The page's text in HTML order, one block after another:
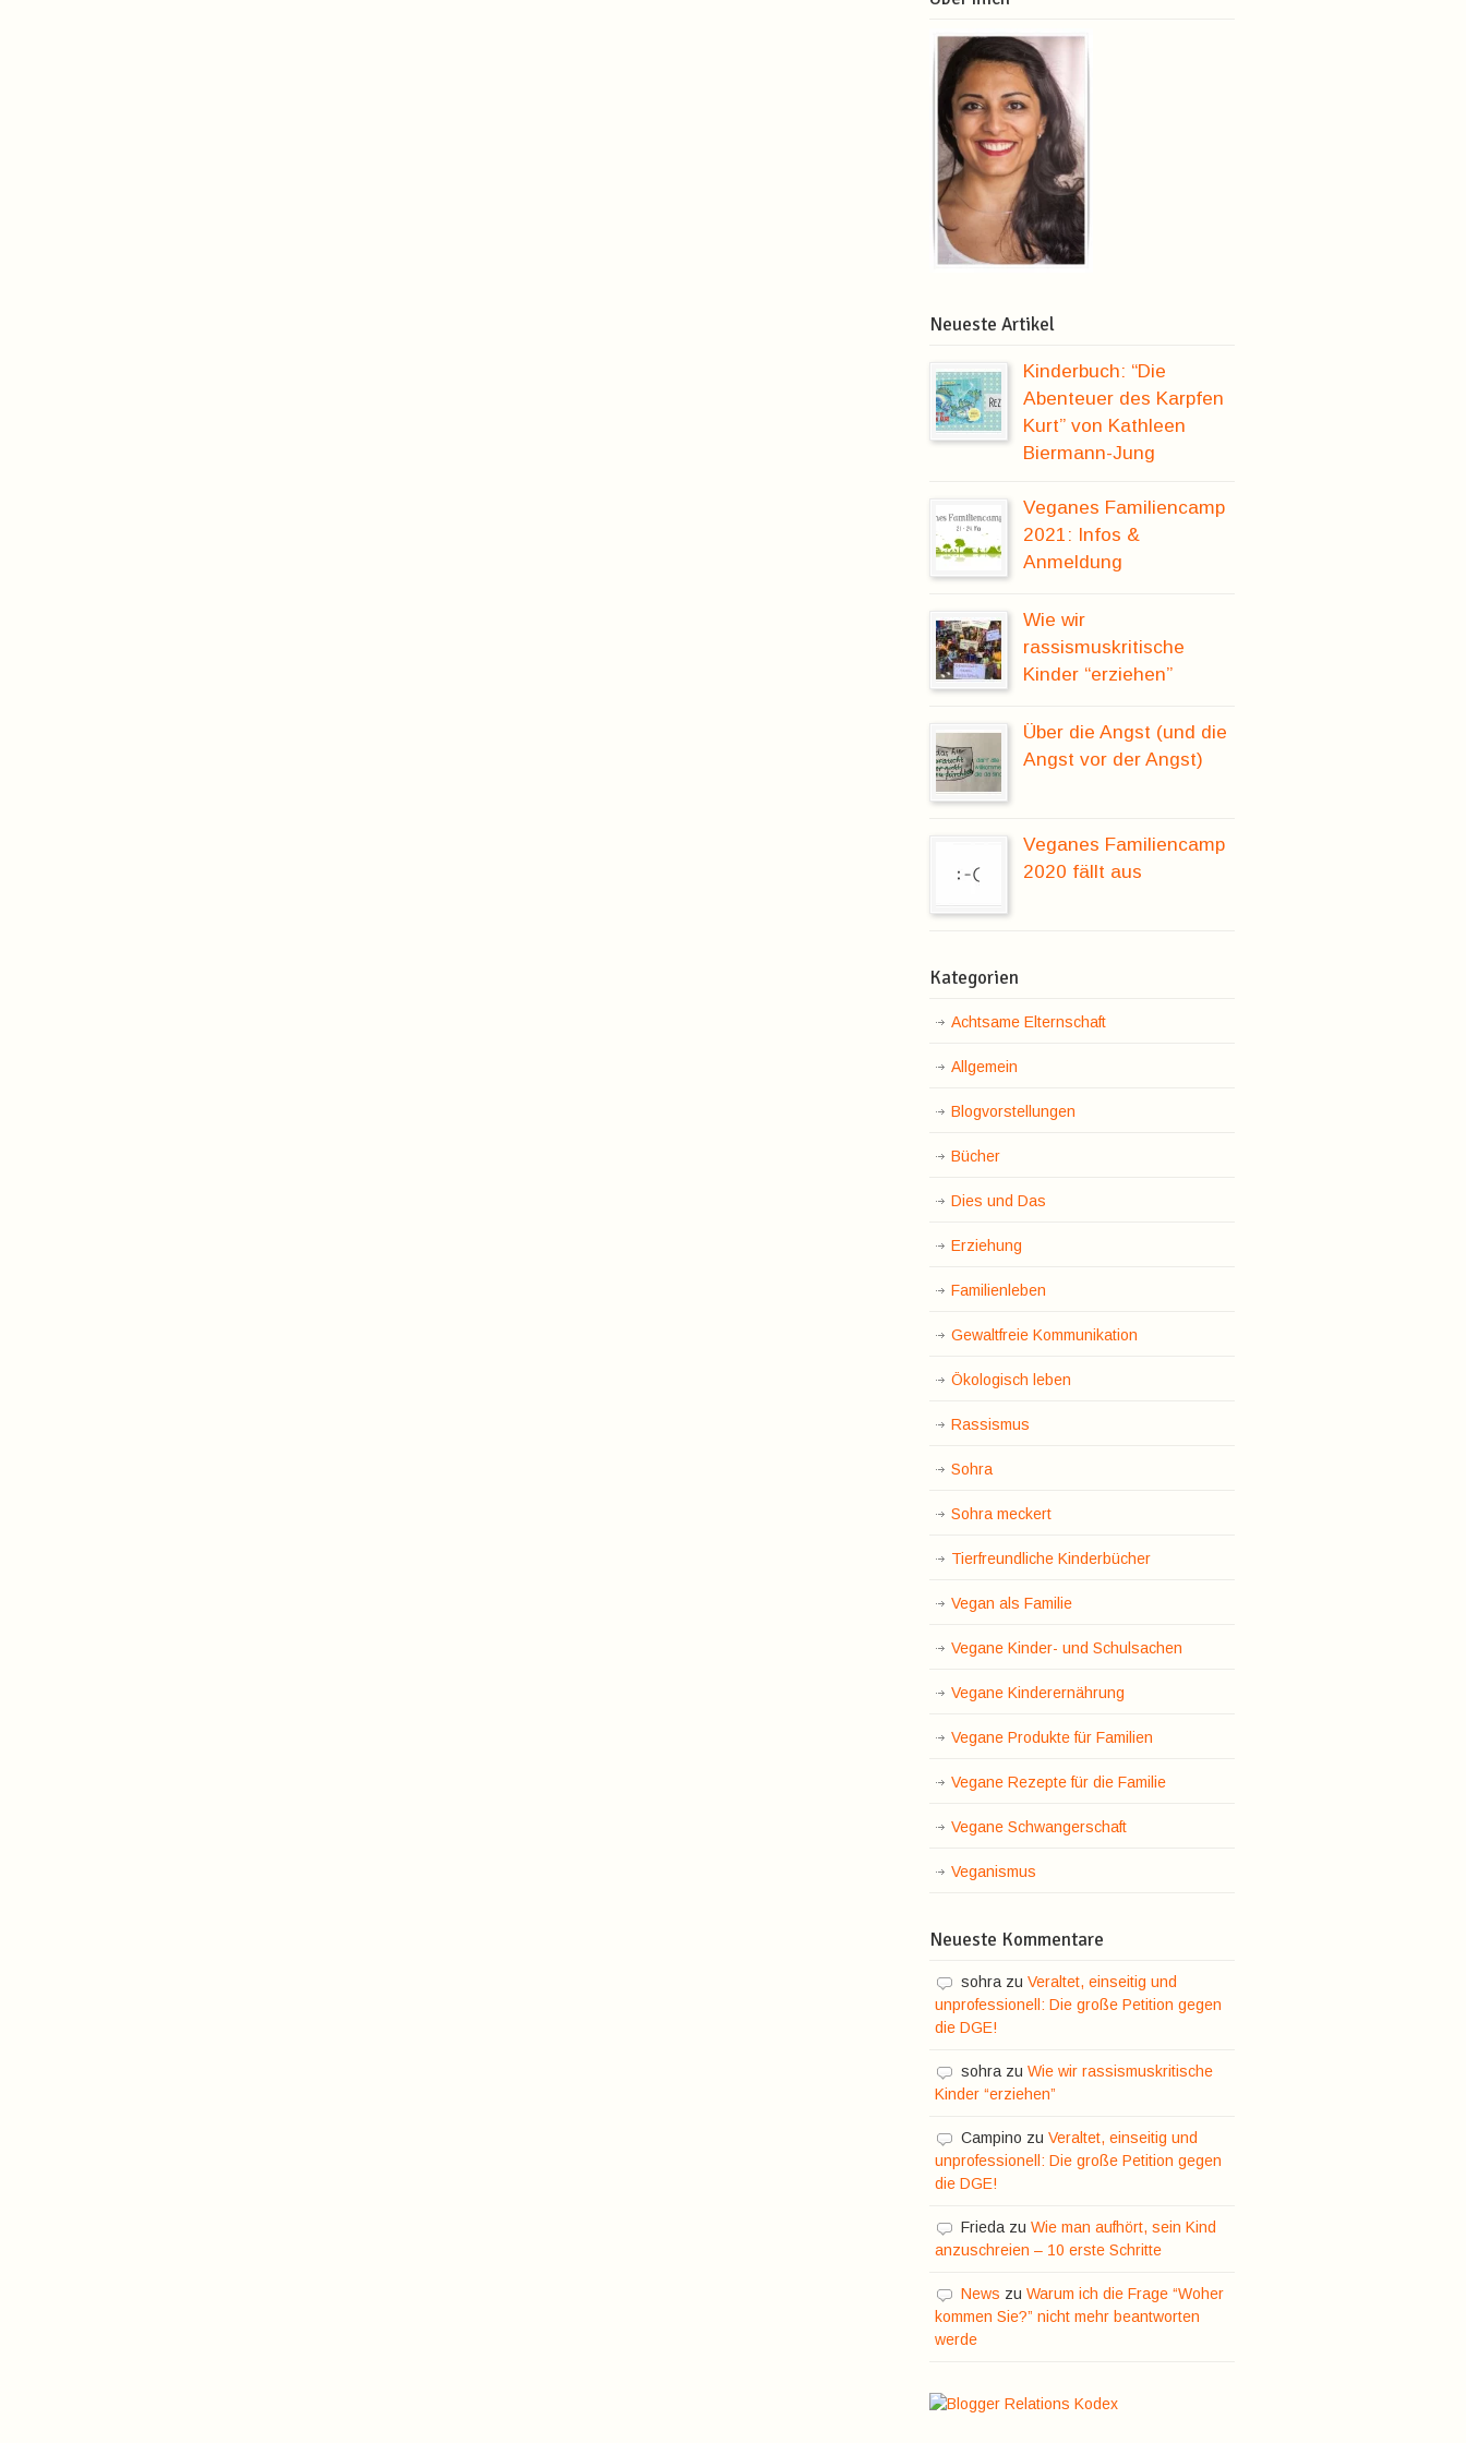
Neueste Artikel
Kinderbuch: “Die
Abenteuer des Karpfen
Kurt” von Kathleen
Biermann-Jung
Veganes Familiencamp
2021: Infos &
Anmeldung
Wie wir
rassismuskritische
Kinder “erziehen”
Über die Angst (und die
Angst vor der Angst)
Veganes Familiencamp
2020 fällt aus
Kategorien
Achtsame Elternschaft
Allgemein
Blogvorstellungen
Bücher
Dies und Das
Erziehung
Familienleben
Gewaltfreie Kommunikation
Ökologisch leben
Rassismus
Sohra
Sohra meckert
Tierfreundliche Kinderbücher
Vegan als Familie
Vegane Kinder- und Schulsachen
Vegane Kinderernährung
Vegane Produkte für Familien
Vegane Rezepte für die Familie
Vegane Schwangerschaft
Veganismus
Neueste Kommentare
sohra zu Veraltet, einseitig und
unprofessionell: Die große Petition gegen
die DGE!
sohra zu Wie wir rassismuskritische
Kinder “erziehen”
Campino zu Veraltet, einseitig und
unprofessionell: Die große Petition gegen
die DGE!
Frieda zu Wie man aufhört, sein Kind
anzuschreien – 10 erste Schritte
News zu Warum ich die Frage “Woher
kommen Sie?” nicht mehr beantworten
werde